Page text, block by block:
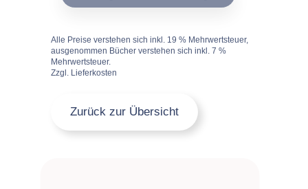
Alle Preise verstehen sich inkl. 19 % Mehrwertsteuer,
ausgenommen Bücher verstehen sich inkl. 7 %
Mehrwertsteuer.
Zzgl. Lieferkosten
Zurück zur Übersicht